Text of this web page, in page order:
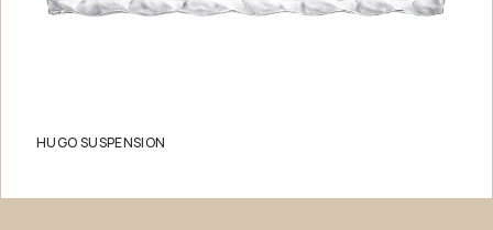
HUGO SUSPENSION